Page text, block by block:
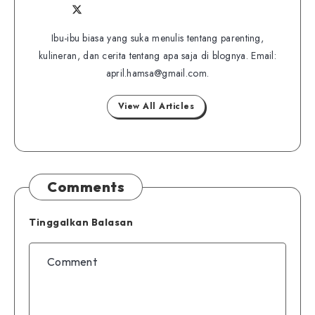
on
me
on
Facebook
Ibu-ibu biasa yang suka menulis tentang parenting,
kulineran, dan cerita tentang apa saja di blognya. Email:
april.hamsa@gmail.com.
View All Articles
Comments
Tinggalkan Balasan